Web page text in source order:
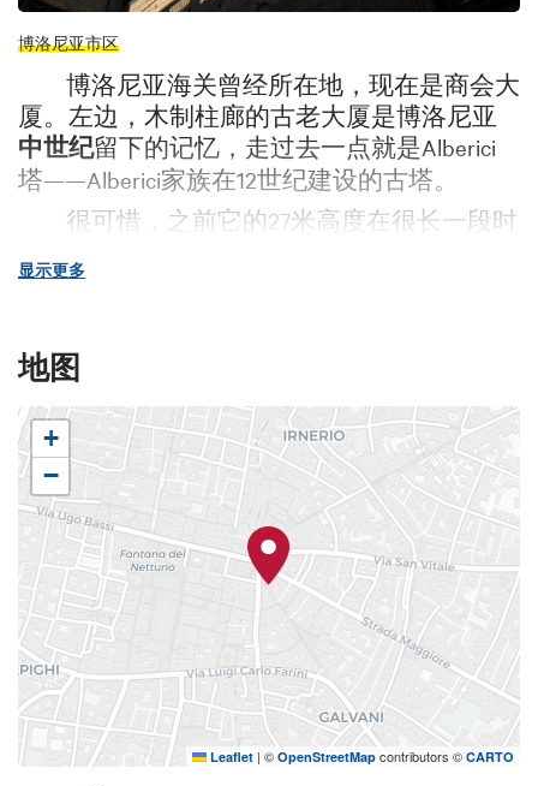
博洛尼亚市区
博洛尼亚海关曾经所在地，现在是商会大
厦。左边，木制柱廊的古老大厦是博洛尼亚
中世纪留下的记忆，走过去一点就是Alberici
塔——Alberici家族在12世纪建设的古塔。
很可惜，之前它的27米高度在很长一段时
周围经过整修，它终于恢复了自由呼吸。
顶的精美店铺。据说这是博洛尼亚
一家，1273年开张。
为了增加内部面积，他们拆除了一些塔楼
的墙体，因此有可能塔楼原来更高。在后来
时期里，大概为了使塔体更轻将其高度降
低，将塔顶变成平台。 在塔身正面可以看到
洞孔，是中世纪博洛尼亚的典型设计：一些
洞孔用于搭载施工脚手架，另外一些为了架
住木梁方便阳台、楼梯和阁楼将塔身不同楼
层连接在一起，或者跟附近的住宅连接。
资料来源：Bologna la selva turrita
显示更多
地图
+
−
Leaflet | © OpenStreetMap contributors © CARTO